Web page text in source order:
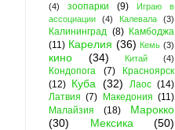
(4)
зоопарки (9)
Играю в
ассоциации
(4) Калевала (3)
Калининград (8)
Камбоджа
(11) Карелия (36) Кемь (3)
кино (34) Китай (4)
Кондопога (7)
Красноярск
(12) Куба (32) Лаос (14)
Латвия (7) Македония (11)
Малайзия
(18)
Марокко
(30)
Мексика (50)